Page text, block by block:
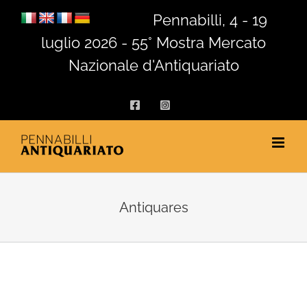
Salta
contenuto
Pennabilli, 4 - 19
luglio 2026 - 55° Mostra Mercato
Nazionale d'Antiquariato
FacebookInstagram
Antiquares